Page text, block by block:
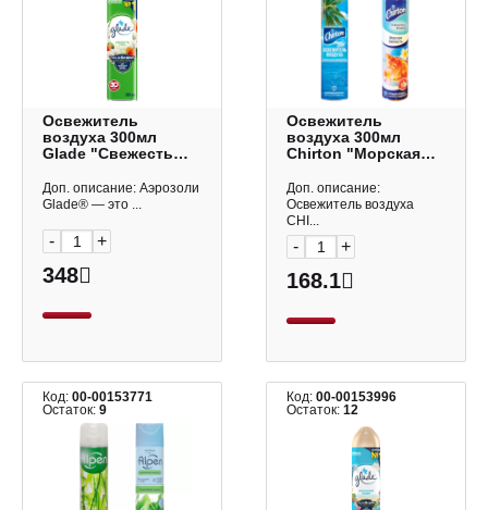
Освежитель
воздуха 300мл
Glade "Свежесть
311868
Доп. описание: Аэрозоли
Glade® — это ...
- +
348
Освежитель
воздуха 300мл
Chirton "Морская
аэрозоль 43794
Доп. описание:
Освежитель воздуха
CHI...
- +
168.1
Код: 00-00153771
Остаток: 9
Код:00-00153996
Остаток:12